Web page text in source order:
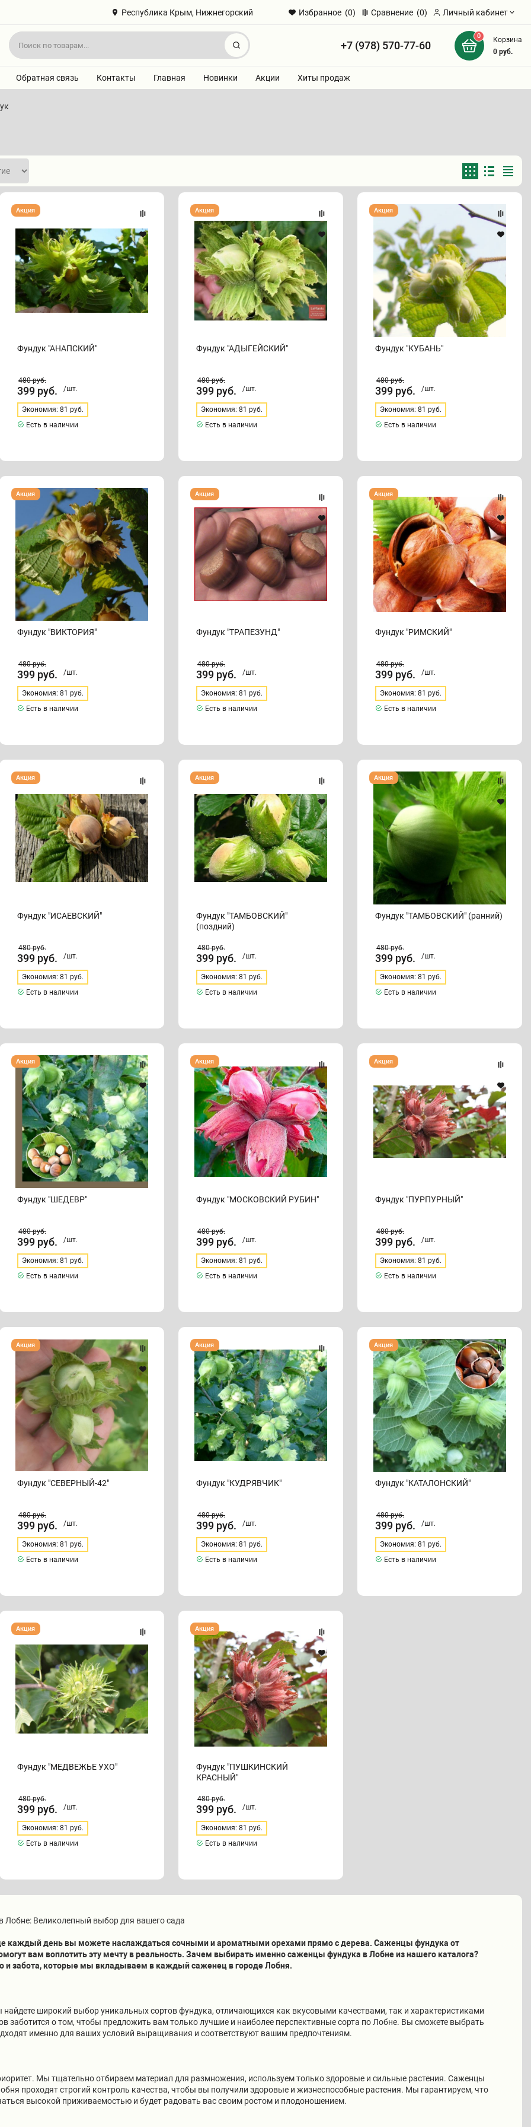
Республика Крым, Нижнегорский Избранное (0) Сравнение (0) Личный кабинет
Найти +7 (978) 570-77-60
0
Корзина
0руб.
Обратная связь Контакты Главная Новинки Акции Хиты продаж
Фундук
"АНАПСКИЙ"
Фундук "АНАПСКИЙ"
Акция
480руб.
399 руб. /шт.
Экономия: 81 руб.
Есть в наличии
Фундук
"АДЫГЕЙСКИЙ"
Фундук "АДЫГЕЙСКИЙ"
Акция
480руб.
399 руб. /шт.
Экономия: 81 руб.
Есть в наличии
Фундук
"КУБАНЬ"
Фундук "КУБАНЬ"
Акция
480руб.
399 руб. /шт.
Экономия: 81 руб.
Есть в наличии
Фундук
"ВИКТОРИЯ"
Фундук "ВИКТОРИЯ"
Акция
480руб.
399 руб. /шт.
Экономия: 81 руб.
Есть в наличии
Фундук
"ТРАПЕЗУНД"
Фундук "ТРАПЕЗУНД"
Акция
480руб.
399 руб. /шт.
Экономия: 81 руб.
Есть в наличии
Фундук
"РИМСКИЙ"
Фундук "РИМСКИЙ"
Акция
480руб.
399 руб. /шт.
Экономия: 81 руб.
Есть в наличии
Фундук
"ИСАЕВСКИЙ"
Фундук "ИСАЕВСКИЙ"
Акция
480руб.
399 руб. /шт.
Экономия: 81 руб.
Есть в наличии
Фундук
"ТАМБОВСКИЙ"
(поздний)
Фундук "ТАМБОВСКИЙ"
(поздний)
Акция
480руб.
399 руб. /шт.
Экономия: 81 руб.
Есть в наличии
Фундук
"ТАМБОВСКИЙ"
(ранний)
Фундук "ТАМБОВСКИЙ" (ранний)
Акция
480руб.
399 руб. /шт.
Экономия: 81 руб.
Есть в наличии
Фундук
"ШЕДЕВР"
Фундук "ШЕДЕВР"
Акция
480руб.
399 руб. /шт.
Экономия: 81 руб.
Есть в наличии
Фундук
"МОСКОВСКИЙ
РУБИН"
Фундук "МОСКОВСКИЙ РУБИН"
Акция
480руб.
399 руб. /шт.
Экономия: 81 руб.
Есть в наличии
Фундук
"ПУРПУРНЫЙ"
Фундук "ПУРПУРНЫЙ"
Акция
480руб.
399 руб. /шт.
Экономия: 81 руб.
Есть в наличии
Фундук
"СЕВЕРНЫЙ-42"
Фундук "СЕВЕРНЫЙ-42"
Акция
480руб.
399 руб. /шт.
Экономия: 81 руб.
Есть в наличии
Фундук
"КУДРЯВЧИК"
Фундук "КУДРЯВЧИК"
Акция
480руб.
399 руб. /шт.
Экономия: 81 руб.
Есть в наличии
Фундук
"КАТАЛОНСКИЙ"
Фундук "КАТАЛОНСКИЙ"
Акция
480руб.
399 руб. /шт.
Экономия: 81 руб.
Есть в наличии
Фундук
"МЕДВЕЖЬЕ
УХО"
Фундук "МЕДВЕЖЬЕ УХО"
Акция
480руб.
399 руб. /шт.
Экономия: 81 руб.
Есть в наличии
Фундук
"ПУШКИНСКИЙ
КРАСНЫЙ"
Фундук "ПУШКИНСКИЙ
КРАСНЫЙ"
Акция
480руб.
399 руб. /шт.
Экономия: 81 руб.
Есть в наличии
Великолепный выбор для вашего сада
каждый день вы можете наслаждаться сочными и ароматными орехами прямо с дерева. Саженцы фундука от
вам воплотить эту мечту в реальность. Зачем выбирать именно саженцы фундука в Лобне из нашего каталога?
и забота, которые мы вкладываем в каждый саженец в городе Лобня.
широкий выбор уникальных сортов фундука, отличающихся как вкусовыми качествами, так и характеристиками
заботится о том, чтобы предложить вам только лучшие и наиболее перспективные сорта по Лобне. Вы сможете выбрать
именно для ваших условий выращивания и соответствуют вашим предпочтениям.
Мы тщательно отбираем материал для размножения, используем только здоровые и сильные растения. Саженцы
проходят строгий контроль качества, чтобы вы получили здоровые и жизнеспособные растения. Мы гарантируем, что
высокой приживаемостью и будет радовать вас своим ростом и плодоношением.